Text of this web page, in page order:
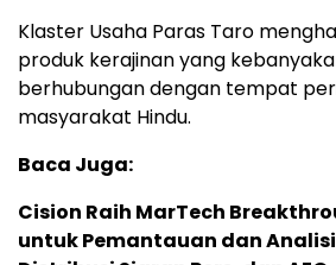
Klaster Usaha Paras Taro
produk kerajinan yang
berhubungan dengan tempat
masyarakat Hindu.
Baca Juga:
Cision Raih MarTech
untuk Pemantauan dan